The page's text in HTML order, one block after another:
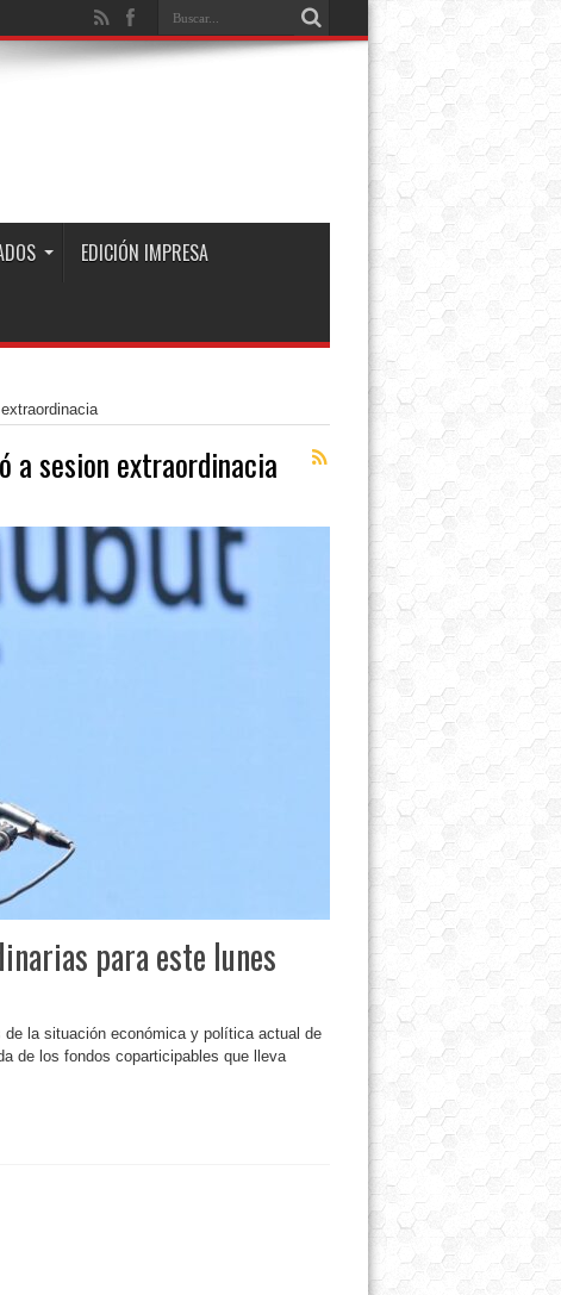
EDICIÓN IMPRESA
a sesion extraordinacia
para este lunes
la situación económica y política actual de
de los fondos coparticipables que lleva